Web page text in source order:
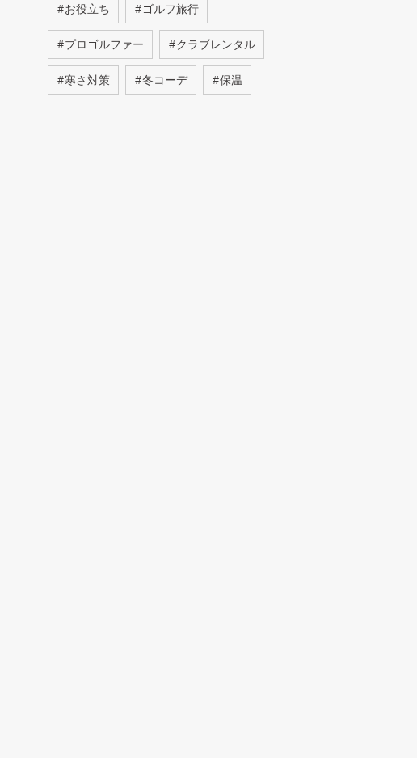
#お役立ち #ゴルフ旅行
#プロゴルファー #クラブレンタル
#寒さ対策 #冬コーデ #保温